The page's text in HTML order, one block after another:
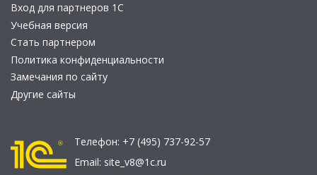
Вход для партнеров 1С
Учебная версия
Стать партнером
Политика конфиденциальности
Замечания по сайту
Другие сайты
Телефон: +7 (495) 737-92-57
Email: site_v8@1c.ru